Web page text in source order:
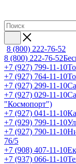
8 (800) 222-76-52
8 (800) 222-76-52
+7 (927) 799-11-10
+7 (927) 764-11-10
+7 (927) 299-11-10
+7 (927) 029-11-10
"Космопорт")
+7 (927) 041-11-10
+7 (929) 799-11-10
+7 (927) 790-11-10
76/5
+7 (908) 407-11-10
+7 (937) 066-11-10